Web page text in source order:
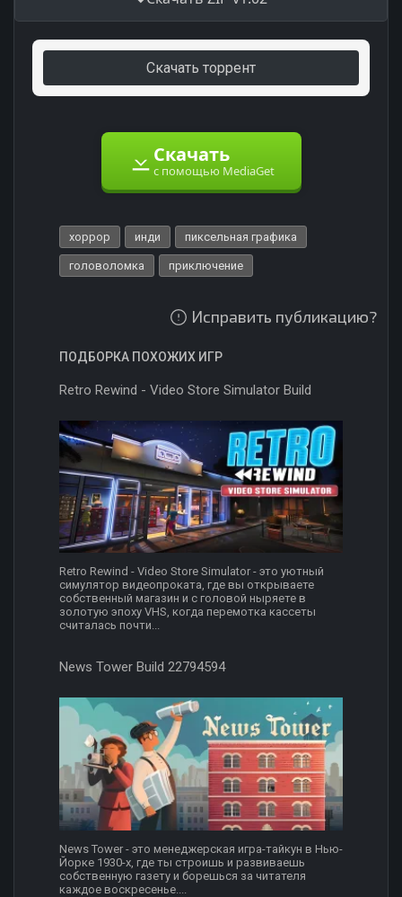
Скачать торрент
Скачать
с помощью MediaGet
хоррор инди пиксельная графика
головоломка приключение
Исправить публикацию?
ПОДБОРКА ПОХОЖИХ ИГР
Retro Rewind - Video Store Simulator Build
Retro Rewind - Video Store Simulator - это уютный
симулятор видеопроката, где вы открываете
собственный магазин и с головой ныряете в
золотую эпоху VHS, когда перемотка кассеты
считалась почти...
News Tower Build 22794594
News Tower - это менеджерская игра-тайкун в Нью-
Йорке 1930-х, где ты строишь и развиваешь
собственную газету и борешься за читателя
каждое воскресенье....